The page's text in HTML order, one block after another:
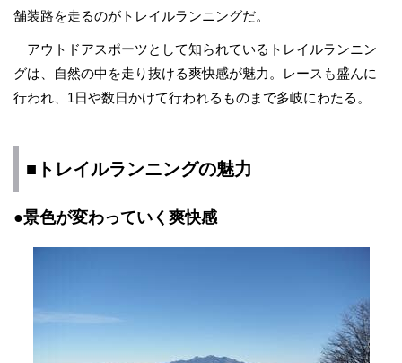
舗装路を走るのがトレイルランニングだ。
アウトドアスポーツとして知られているトレイルランニン
グは、自然の中を走り抜ける爽快感が魅力。レースも盛んに
行われ、1日や数日かけて行われるものまで多岐にわたる。
■トレイルランニングの魅力
●景色が変わっていく爽快感